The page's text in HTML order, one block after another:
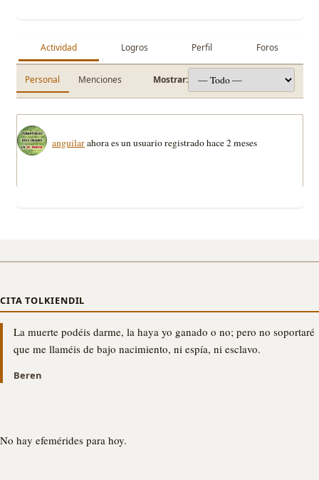
Actividad Logros Perfil Foros
Personal Menciones Mostrar:
anguilarahora es un usuario registradohace 2 meses
CITA TOLKIENDIL
La muerte podéis darme, la haya yo ganado o no; pero no soportaré
que me llaméis de bajo nacimiento, ni espía, ni esclavo.
Beren
No hay efemérides para hoy.